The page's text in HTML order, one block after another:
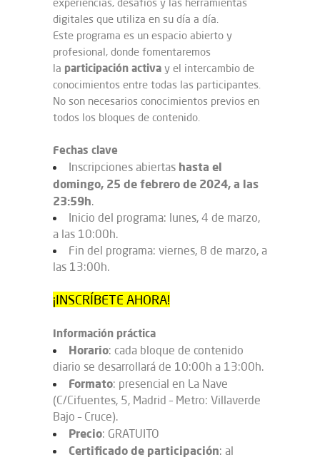
digitales que utiliza en su día a día.
Este programa es un espacio abierto y
profesional, donde fomentaremos
la participación activa y el intercambio de
conocimientos entre todas las participantes.
No son necesarios conocimientos previos en
todos los bloques de contenido.
Fechas clave
Inscripciones abiertas hasta el
domingo, 25 de febrero de 2024, a las
23:59h.
Inicio del programa: lunes, 4 de marzo,
a las 10:00h.
Fin del programa: viernes, 8 de marzo, a
las 13:00h.
¡INSCRÍBETE AHORA!
Información práctica
Horario: cada bloque de contenido
diario se desarrollará de 10:00h a 13:00h.
Formato: presencial en La Nave
(C/Cifuentes, 5, Madrid – Metro: Villaverde
Bajo – Cruce).
Precio: GRATUITO
Certificado de participación: al